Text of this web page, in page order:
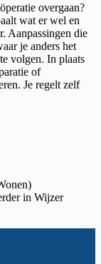
overgaan?
wat er wel en
Aanpassingen die
je anders het
volgen. In plaats
of
Je regelt zelf
in Wijzer